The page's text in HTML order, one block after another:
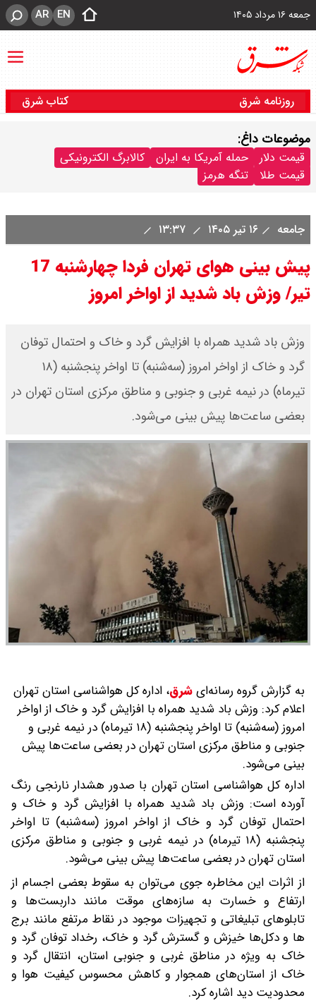
جمعه ۱۶ مرداد ۱۴۰۵ EN
AR
روزنامه شرق کتاب شرق
موضوعات داغ:
قیمت دلار حمله آمریکا به ایران
کالابرگ الکترونیکی
قیمت طلا
تنگه هرمز
جامعه ۱۶ تیر ۱۴۰۵
پیش بینی هوای تهران فردا چهارشنبه 17
تیر/ وزش باد شدید از اواخر امروز
وزش باد شدید همراه با افزایش گرد و خاک و احتمال توفان
گرد و خاک از اواخر امروز (سه‌شنبه) تا اواخر پنجشنبه (۱۸
تیرماه) در نیمه غربی و جنوبی و مناطق مرکزی استان تهران در
بعضی ساعت‌ها پیش بینی می‌شود.
به گزارش گروه رسانه‌ایشرق، اداره کل هواشناسی استان تهران
اعلام کرد: وزش باد شدید همراه با افزایش گرد و خاک از اواخر
امروز (سه‌شنبه) تا اواخر پنجشنبه (۱۸ تیرماه) در نیمه غربی و
جنوبی و مناطق مرکزی استان تهران در بعضی ساعت‌ها پیش
بینی می‌شود.
اداره کل هواشناسی استان تهران با صدور هشدار نارنجی‌ رنگ
آورده است: وزش باد شدید همراه با افزایش گرد و خاک و
احتمال توفان گرد و خاک از اواخر امروز (سه‌شنبه) تا اواخر
پنجشنبه (۱۸ تیرماه) در نیمه غربی و جنوبی و مناطق مرکزی
استان تهران در بعضی ساعت‌ها پیش بینی می‌شود.
از اثرات این مخاطره جوی می‌توان به سقوط بعضی اجسام از
ارتفاع و خسارت به سازه‌های موقت مانند داربست‌ها و
تابلوهای تبلیغاتی و تجهیزات موجود در نقاط مرتفع مانند برج
ها و دکل‌ها خیزش و گسترش گرد و خاک، رخداد توفان گرد و
خاک به ویژه در مناطق غربی و جنوبی استان، انتقال گرد و
خاک از استان‌های همجوار و کاهش محسوس کیفیت هوا و
محدودیت دید اشاره کرد.